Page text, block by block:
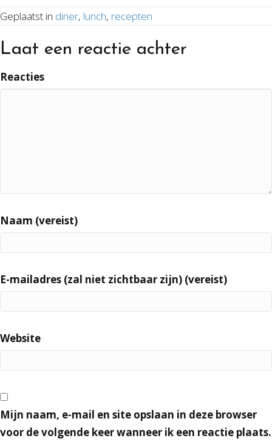
Geplaatst in diner, lunch, recepten
Laat een reactie achter
Reacties
Naam (vereist)
E-mailadres (zal niet zichtbaar zijn) (vereist)
Website
Mijn naam, e-mail en site opslaan in deze browser
voor de volgende keer wanneer ik een reactie plaats.